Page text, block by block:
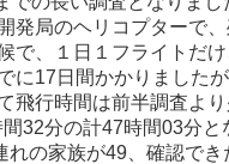
発局のヘリコプターで
で、１日１フライトだ
に17日間かかりました
飛行時間は前半調査よ
32分の計47時間03分
の家族が49、確認で